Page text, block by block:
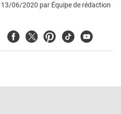
13/06/2020 par Équipe de rédaction
FacebookTwitterPinterest
TiktokYoutube